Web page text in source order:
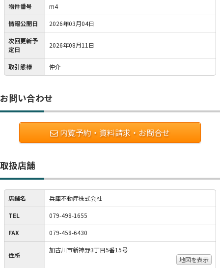
物件番号 m4
情報公開日 2026年03月04日
次回更新予
定日
2026年08月11日
取引態様 仲介
お問い合わせ
内覧予約・資料請求・お問合せ
取扱店舗
店舗名 兵庫不動産株式会社
TEL 079-498-1655
FAX 079-458-6430
住所
加古川市新神野3丁目5番15号
地図を表示